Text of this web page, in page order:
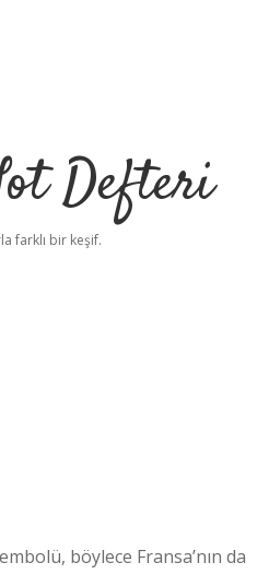
Defteri
farklı bir keşif.
böylece Fransa’nın da